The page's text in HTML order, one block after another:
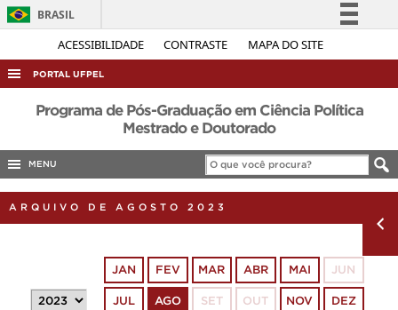
ACESSIBILIDADE CONTRASTE MAPA DO SITE
BRASIL
Simplifique!
Acesso à informação
Legislação
Canais
PORTAL UFPEL
ACESSO À INFORMAÇÃO
COBALTO
CONCURSOS
EDITAIS
INTERNACIONAL
Programa de Pós-Graduação em Ciência Política
Mestrado e Doutorado
MENU
ARQUIVO DE AGOSTO 2023
JAN FEV MAR ABR MAI JUN
JUL AGO SET OUT NOV DEZ